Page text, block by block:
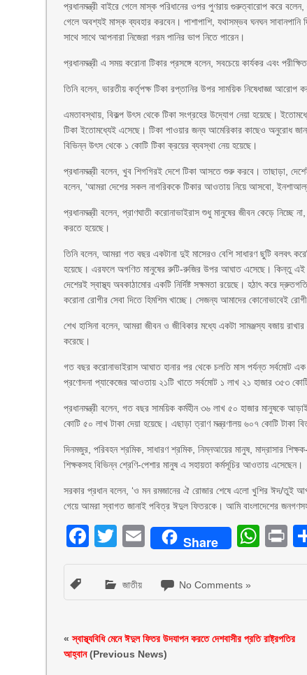
প্রধানমন্ত্রী বাইরে গেলে মাস্ক পরিধানের ওপর পুণরায় গুরুত্বারোপ করে
গেলে অবশ্যই মাস্ক ব্যবহার করবেন। পাশাপাশি, যথাসম্ভব ঘনঘন
সাথে সাথে আপনারা নিজেরা গরম পানির ভাপ নিতে পারেন।
প্রধানমন্ত্রী এ সময় করোনা টিকার প্রসঙ্গে বলেন, সবচেয়ে কার্যকর এবং
তিনি বলেন, ভারতীয় কর্তৃপক্ষ টিকা রপ্তানির উপর সাময়িক নিষেধাজ্ঞা আরোপ
এমতাবস্থায়, বিকল্প উৎস থেকে টিকা সংগ্রহের উদ্যোগ নেয়া হয়েছে।
টিকা ইতোমধ্যেই এসেছে। টিকা পাওয়ার জন্য আমেরিকার কাছেও অনুরোধ
বিভিন্ন উৎস থেকে ১ কোটি টিকা ক্রয়ের ব্যবস্থা নেয় হয়েছে।
প্রধানমন্ত্রী বলেন, খুব শিগগিরই দেশে টিকা আসতে শুরু করবে। তাছাড়া,
বলেন, ‘আমরা দেশের সকল নাগরিককে টিকার আওতায় নিয়ে আসবো,
প্রধানমন্ত্রী বলেন, প্রাণঘাতী করোনাভাইরাস শুধু মানুষের জীবন কেড়ে
করতে হয়েছে।
তিনি বলেন, আমরা গত বছর একটানা দুই মাসেরও বেশি সাধারণ ছুটি বলবৎ
হয়েছে। এরফলে অগণিত মানুষের রুটি-রুজির উপর আঘাত এসেছে। কিন্তু এই
দেশেরই স্বাস্থ্য অবকাঠামোর একটি নির্দিষ্ট সক্ষমতা রয়েছে। হঠাৎ করে
করোনা রোগীর সেবা দিতে হিমশিম খাচ্ছে। সেজন্য আমাদের কোনোভাবেই
শেখ হাসিনা বলেন, আমরা জীবন ও জীবিকার মধ্যে একটা সামঞ্জস্য বজায়
করেছে।
গত বছর করোনাভাইরাস আঘাত হানার পর থেকে চলতি মাস পর্যন্ত সর্বমোট
প্রণোদনা প্যাকেজের আওতায় ২১টি খাতে সর্বমোট ১ লাখ ২১ হাজার ৩৫৩
প্রধানমন্ত্রী বলেন, গত বছর সাময়িক কর্মহীন ৩৬ লাখ ৫০ হাজার মানুষকে
কোটি ৫০ লাখ টাকা দেয়া হয়েছে। এছাড়া ত্রাণ মন্ত্রণালয় ৬০৭ কোটি টাকা
দিনমজুর, পরিবহন শ্রমিক, সাধারণ শ্রমিক, নিম্নআয়ের মানুষ, মাদ্রাসার
শিক্ষকসহ বিভিন্ন শ্রেণি-পেশার মানুষ এ সহায়তা কর্মসূচির আওতায় এসেছেন।
সরকার প্রধান বলেন, ‘ও মন রমজানের ঐ রোজার শেষে এলো খুশির ঈদ/তুই
গেয়ে আমরা স্বাগত জানাই পবিত্র ঈদুল ফিতরকে। আমি বাংলাদেশের
Facebook
Twitter
EmailShare
জাতীয় No Comments »
«স্বাস্থ্যবিধি মেনে ঈদুল ফিতর উদযাপন করতে দেশবাসীর প্রতি রাষ্ট্রপতির
আহ্বান(Previous News)